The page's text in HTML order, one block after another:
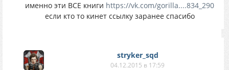
именно эти ВСЕ книги https://vk.com/gorilla....834_290
если кто то кинет ссылку заранее спасибо
stryker_sqd
04.12.2015 в 17:59